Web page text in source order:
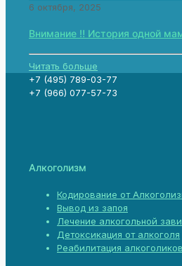
6 октября, 2025
Внимание ‼️ История одной
Читать больше
+7 (495) 789-03-77
+7 (966) 077-57-73
Алкоголизм
Кодирование от
Вывод из запоя
Лечение алкогольной
Детоксикация от алкоголя
Реабилитация алкоголиков